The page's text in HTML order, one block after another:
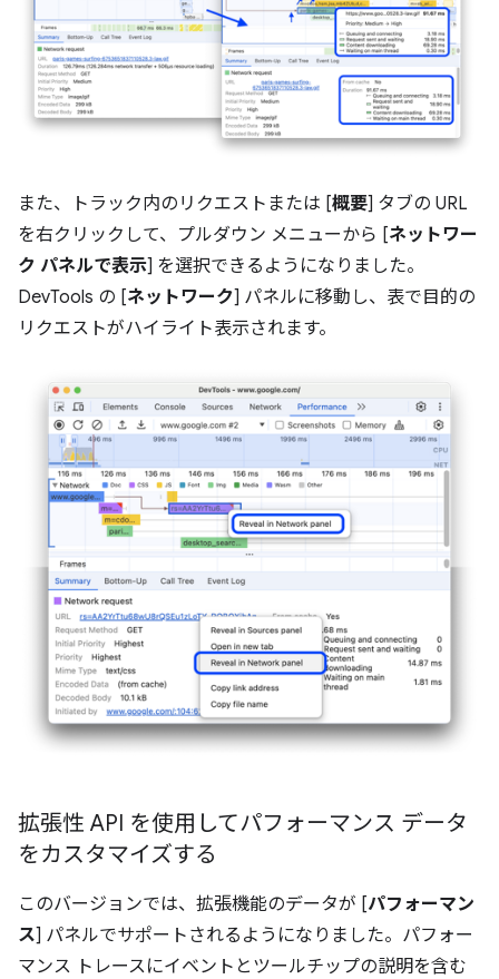
また、トラック内のリクエストまたは [概要] タブの URL
を右クリックして、プルダウン メニューから [ネットワー
ク パネルで表示] を選択できるようになりました。
DevTools の [ネットワーク] パネルに移動し、表で目的の
リクエストがハイライト表示されます。
拡張性 API を使用してパフォーマンス データ
をカスタマイズする
このバージョンでは、拡張機能のデータが [パフォーマン
ス] パネルでサポートされるようになりました。パフォー
マンス トレースにイベントとツールチップの説明を含む